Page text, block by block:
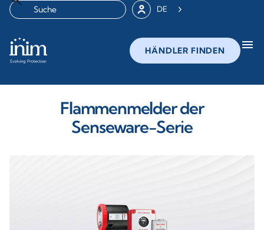
DE
HÄNDLER FINDEN menu
Flammenmelder der
Senseware-Serie